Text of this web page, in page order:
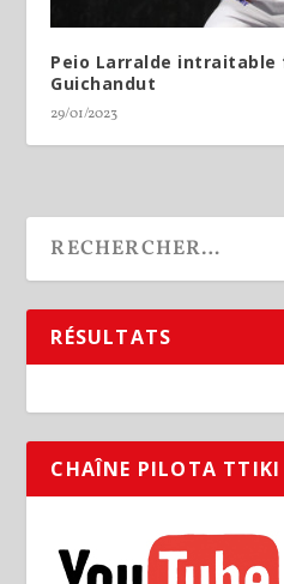
Peio Larralde intraitable
Guichandut
29/01/2023
RÉSULTATS
CHAÎNE PILOTA TTIKI